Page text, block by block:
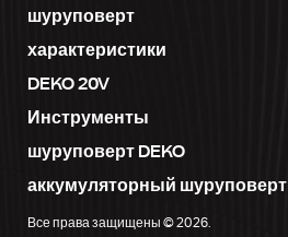
шуруповерт
характеристики
DEKO 20V
Инструменты
шуруповерт DEKO
аккумуляторный шуруповерт
Все права защищены © 2026.